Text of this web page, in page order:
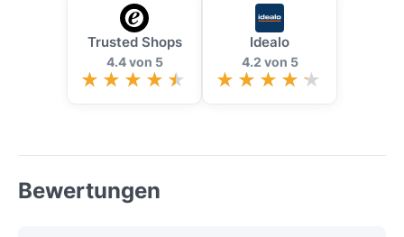
Trusted Shops
4.4 von 5
Idealo
4.2 von 5
Bewertungen